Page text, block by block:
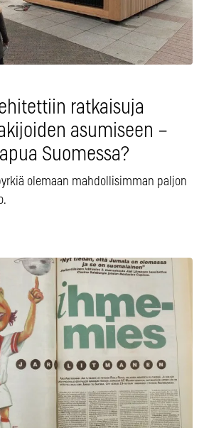
ratkaisuja
asumiseen –
Suomessa?
olemaan mahdollisimman paljon